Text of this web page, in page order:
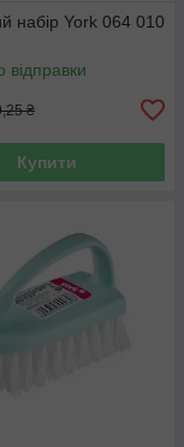
набір York 064 010
відправки
₴
Купити